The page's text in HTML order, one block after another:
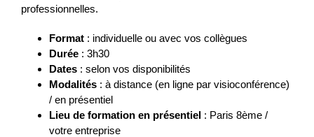
professionnelles.
Format : individuelle ou avec vos collègues
Durée : 3h30
Dates : selon vos disponibilités
Modalités : à distance (en ligne par visioconférence)
/ en présentiel
Lieu de formation en présentiel : Paris 8ème /
votre entreprise